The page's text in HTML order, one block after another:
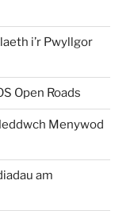
i’r Pwyllgor
Open Roads
Menywod
am